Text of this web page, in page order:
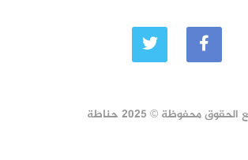
محفوظة © 2025 حناطة